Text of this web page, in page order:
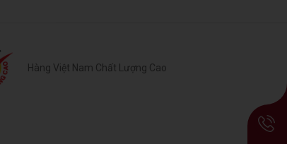
Hàng Việt Nam Chất Lượng Cao